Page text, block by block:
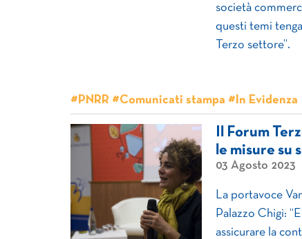
società
questi temi
Terzo settore”.
#PNRR #Comunicati stampa #In Evidenza
Il Forum
le misure su
03 Agosto 2023
La portavoce
Palazzo Chigi:
assicurare la